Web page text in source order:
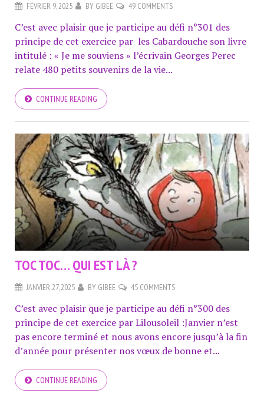
FÉVRIER 9, 2025 BY GIBEE 49 COMMENTS
C’est avec plaisir que je participe au défi n°301 des
principe de cet exercice par les Cabardouche son livre
intitulé : « Je me souviens » l’écrivain Georges Perec
relate 480 petits souvenirs de la vie...
CONTINUE READING
TOC TOC… QUI EST LÀ ?
JANVIER 27, 2025 BY GIBEE 45 COMMENTS
C’est avec plaisir que je participe au défi n°300 des
principe de cet exercice par Lilousoleil :Janvier n’est
pas encore terminé et nous avons encore jusqu’à la fin
d’année pour présenter nos vœux de bonne et...
CONTINUE READING